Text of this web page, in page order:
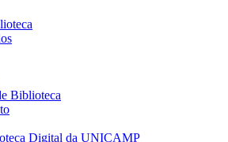
Biblioteca
Digital da UNICAMP